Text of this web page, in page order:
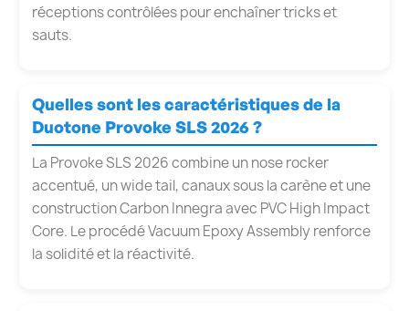
réceptions contrôlées pour enchaîner tricks et
sauts.
Quelles sont les caractéristiques de la
Duotone Provoke SLS 2026 ?
La Provoke SLS 2026 combine un nose rocker
accentué, un wide tail, canaux sous la carène et une
construction Carbon Innegra avec PVC High Impact
Core. Le procédé Vacuum Epoxy Assembly renforce
la solidité et la réactivité.